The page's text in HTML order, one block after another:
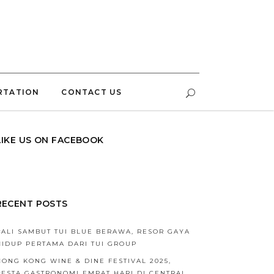
CONTACT US
US ON FACEBOOK
POSTS
SAMBUT TUI BLUE BERAWA, RESOR GAYA
PERTAMA DARI TUI GROUP
KONG WINE & DINE FESTIVAL 2025,